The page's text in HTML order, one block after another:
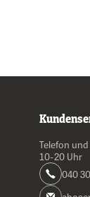
Telefon
10-20 Uhr
040